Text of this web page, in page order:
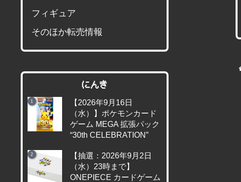
フィギュア
そのほか転売情報
にんき
【2026年9月16日
（水）】ポケモンカード
ゲーム MEGA 拡張パック
“30th CELEBRATION”
【抽選：2026年9月2日
（水）23時まで】
ONEPIECE カードゲーム